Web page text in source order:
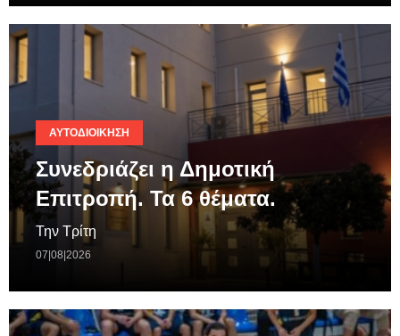
ΑΥΤΟΔΙΟΊΚΗΣΗ
Συνεδριάζει η Δημοτική
Επιτροπή. Τα 6 θέματα.
Την Τρίτη
07|08|2026